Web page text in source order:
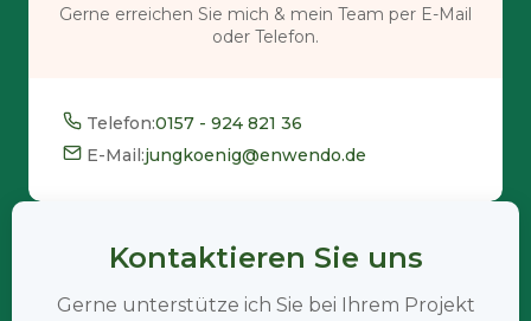
Gerne erreichen Sie mich & mein Team per E-Mail
oder Telefon.
Telefon:0157 - 924 821 36
E-Mail:jungkoenig@enwendo.de
Kontaktieren Sie uns
Gerne unterstütze ich Sie bei Ihrem Projekt